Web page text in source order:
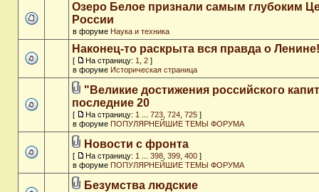
Озеро Белое признали самым глубоким
России
в форуме Наука и техника
Наконец-то раскрыта вся правда о Ленине!
[ На страницу: 1 2 ]
в форуме Историческая страница
"Великие достижения российского
последние 20
[ На страницу: 1 723 724 725 ]
в форуме ПОПУЛЯРНЕЙШИЕ ТЕМЫ ФОРУМА
Новости с фронта
[ На страницу: 1 398 399 400 ]
в форуме ПОПУЛЯРНЕЙШИЕ ТЕМЫ ФОРУМА
Безумства людские